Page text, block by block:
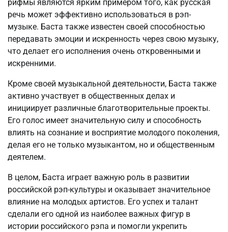
рифмы являются ярким примером того, как русская
речь может эффективно использоваться в рэп-
музыке. Баста также известен своей способностью
передавать эмоции и искренность через свою музыку,
что делает его исполнения очень откровенными и
искренними.
Кроме своей музыкальной деятельности, Баста также
активно участвует в общественных делах и
инициирует различные благотворительные проекты.
Его голос имеет значительную силу и способность
влиять на сознание и восприятие молодого поколения,
делая его не только музыкантом, но и общественным
деятелем.
В целом, Баста играет важную роль в развитии
российской рэп-культуры и оказывает значительное
влияние на молодых артистов. Его успех и талант
сделали его одной из наиболее важных фигур в
истории российского рэпа и помогли укрепить